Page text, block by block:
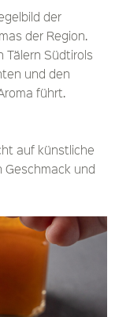
der
der Region.
Tälern Südtirols
und den
führt.
auf künstliche
und